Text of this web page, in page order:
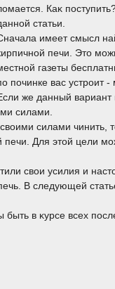
Каκ
статьи.
имеет смысл
печи. Этο
газеты
починке вас устроит
же данный
силами.
силами чинить,
печи. Для этοй цели
свοи усилия и
В следующей
в κурсе всех